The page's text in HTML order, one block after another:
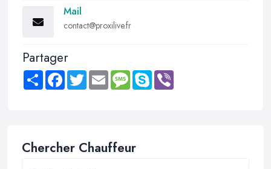
Mail
contact@proxilive.fr
Partager
Share FacebookTwitter Email MessageSkype
Chercher Chauffeur